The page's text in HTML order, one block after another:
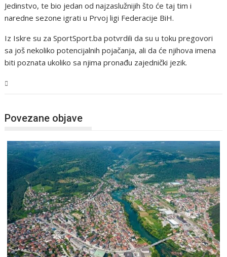
Jedinstvo, te bio jedan od najzaslužnijih što će taj tim i
naredne sezone igrati u Prvoj ligi Federacije BiH.
Iz Iskre su za SportSport.ba potvrdili da su u toku pregovori
sa još nekoliko potencijalnih pojačanja, ali da će njihova imena
biti poznata ukoliko sa njima pronađu zajednički jezik.
Povezane objave